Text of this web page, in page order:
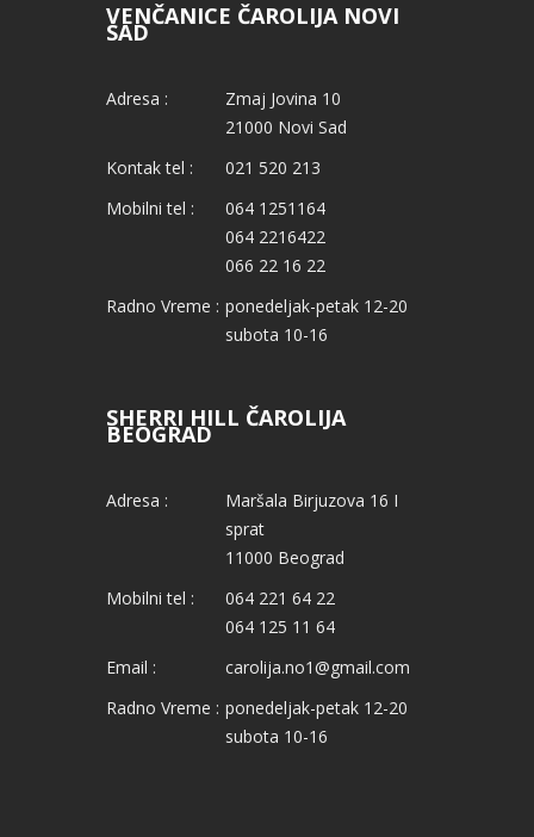
VENČANICE ČAROLIJA NOVI
SAD
Adresa :
Zmaj Jovina 10
21000 Novi Sad
Kontak tel :
021 520 213
Mobilni tel :
064 1251164
064 2216422
066 22 16 22
Radno Vreme : ponedeljak-petak 12-20
subota 10-16
SHERRI HILL ČAROLIJA
BEOGRAD
Adresa :
Maršala Birjuzova 16 I
sprat
11000 Beograd
Mobilni tel :
064 221 64 22
064 125 11 64
Email :
carolija.no1@gmail.com
Radno Vreme : ponedeljak-petak 12-20
subota 10-16